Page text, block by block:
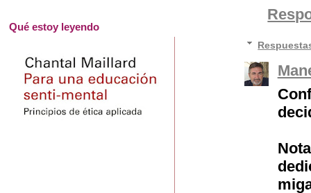
Qué estoy leyendo